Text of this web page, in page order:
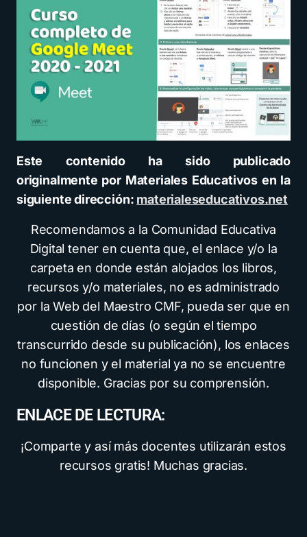
Este contenido ha sido publicado
originalmente por Materiales Educativos en la
siguiente dirección: materialeseducativos.net
Recomendamos a la Comunidad Educativa
Digital tener en cuenta que, el enlace y/o la
carpeta en donde están alojados los libros,
recursos y/o materiales, no es administrado
por la Web del Maestro CMF, pueda ser que en
cuestión de días (o según el tiempo
transcurrido desde su publicación), los enlaces
no funcionen y el material ya no se encuentre
disponible. Gracias por su comprensión.
ENLACE DE LECTURA:
¡Comparte y así más docentes utilizarán estos
recursos gratis! Muchas gracias.